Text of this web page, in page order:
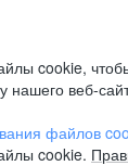
cookie,
нашего веб-
файлов
cookie.